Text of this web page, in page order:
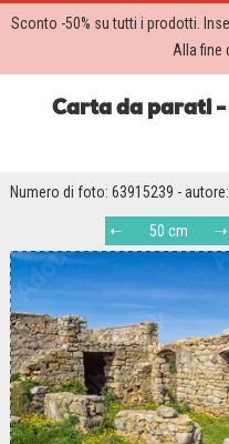
Sconto -50% su tutti i prodotti.
Alla fine
Carta da parati -
Numero di foto: 63915239 -
50 cm